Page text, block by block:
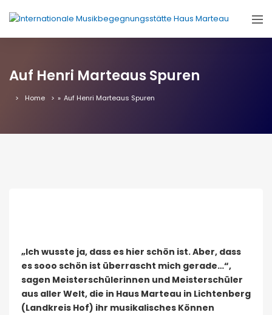
Auf Henri Marteaus Spuren
Home » Auf Henri Marteaus Spuren
„Ich wusste ja, dass es hier schön ist. Aber, dass
es sooo schön ist überrascht mich gerade…“,
sagen Meisterschülerinnen und Meisterschüler
aus aller Welt, die in Haus Marteau in Lichtenberg
(Landkreis Hof) ihr musikalisches Können